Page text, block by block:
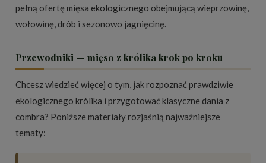
pełną ofertę mięsa ekologicznego obejmującą wieprzowinę,
wołowinę, drób i sezonowo jagnięcinę.
Przewodniki — mięso z królika krok po kroku
Chcesz wiedzieć więcej o tym, jak rozpoznać prawdziwie
ekologicznego królika i przygotować klasyczne dania z
combra? Poniższe materiały rozjaśnią najważniejsze
tematy: